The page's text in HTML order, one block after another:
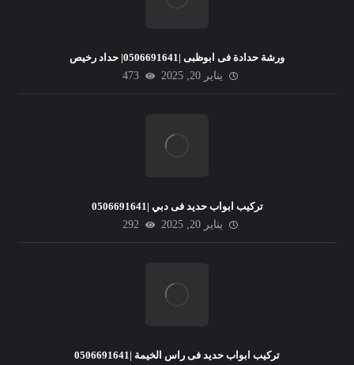
ورشة حدادة فى ابوظبى |0506691641| حداد رخيص
يناير 20, 2025
473
تركيب ابواب حديد فى دبي |0506691641
يناير 20, 2025
292
تركيب ابواب حديد فى راس الخيمة |0506691641